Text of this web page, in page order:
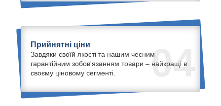
04
Прийнятні ціни
Завдяки своїй якості та нашим чесним
гарантійним зобов'язанням товари – найкращі в
своєму ціновому сегменті.